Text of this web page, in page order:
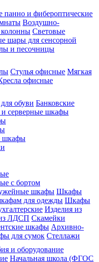
панно и фибероптические
Воздушно-
колонны Световые
шары для сенсорной
и песочницы
Стулья офисные Мягкая
офисные
обуви Банковские
серверные шкафы
шкафы
с бортом
шкафы Шкафы
для одежды Шкафы
Изделия из
ЛДСП Скамейки
шкафы Архивно-
для сумок Стеллажи
и оборудование
Начальная школа (ФГОС